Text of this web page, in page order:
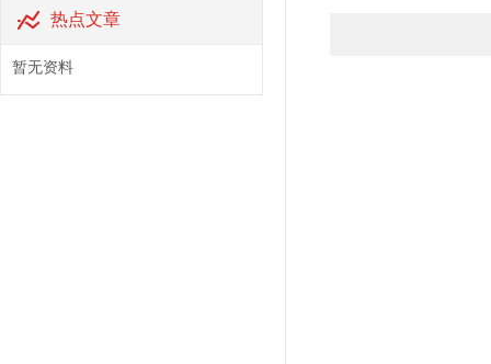
热点文章
暂无资料